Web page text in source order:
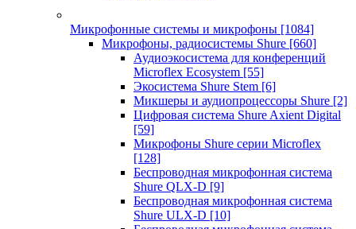
Микрофонные системы и микрофоны [1084]
Микрофоны, радиосистемы Shure [660]
Аудиоэкосистема для конференций
Microflex Ecosystem [55]
Экосистема Shure Stem [6]
Микшеры и аудиопроцессоры Shure [2]
Цифровая система Shure Axient Digital
[59]
Микрофоны Shure серии Microflex
[128]
Беспроводная микрофонная система
Shure QLX-D [9]
Беспроводная микрофонная система
Shure ULX-D [10]